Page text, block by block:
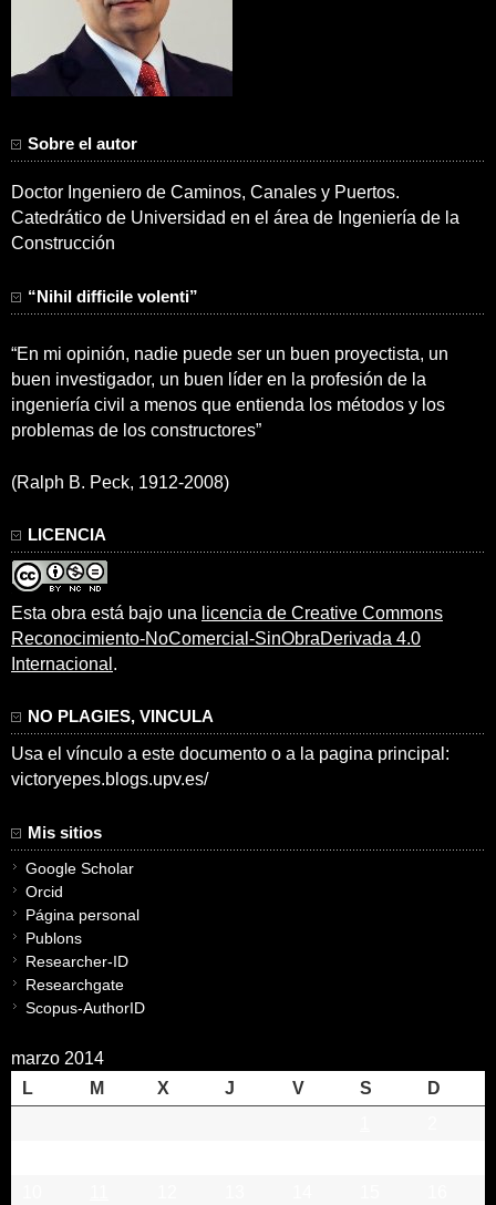
Sobre el autor
Doctor Ingeniero de Caminos, Canales y Puertos.
Catedrático de Universidad en el área de Ingeniería de la
Construcción
“Nihil difficile volenti”
“En mi opinión, nadie puede ser un buen proyectista, un
buen investigador, un buen líder en la profesión de la
ingeniería civil a menos que entienda los métodos y los
problemas de los constructores”
(Ralph B. Peck, 1912-2008)
LICENCIA
Esta obra está bajo una licencia de Creative Commons
Reconocimiento-NoComercial-SinObraDerivada 4.0
Internacional .
NO PLAGIES, VINCULA
Usa el vínculo a este documento o a la pagina principal:
victoryepes.blogs.upv.es/
Mis sitios
Google Scholar
Orcid
Página personal
Publons
Researcher-ID
Researchgate
Scopus-AuthorID
marzo 2014
L
M X J V S
D